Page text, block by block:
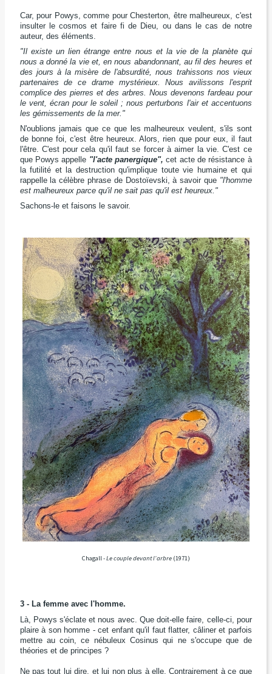
Car, pour Powys, comme pour Chesterton, être malheureux, c'est
insulter le cosmos et faire fi de Dieu, ou dans le cas de notre
auteur, des éléments.
"Il existe un lien étrange entre nous et la vie de la planète qui
nous a donné la vie et, en nous abandonnant, au fil des heures et
des jours à la misère de l'absurdité, nous trahissons nos vieux
partenaires de ce drame mystérieux. Nous avilissons l'esprit
complice des pierres et des arbres. Nous devenons fardeau pour
le vent, écran pour le soleil ; nous perturbons l'air et accentuons
les gémissements de la mer."
N'oublions jamais que ce que les malheureux veulent, s'ils sont
de bonne foi, c'est être heureux. Alors, rien que pour eux, il faut
l'être. C'est pour cela qu'il faut se forcer à aimer la vie. C'est ce
que Powys appelle "l'acte panergique", cet acte de résistance à
la futilité et la destruction qu'implique toute vie humaine et qui
rappelle la célèbre phrase de Dostoïevski, à savoir que "l'homme
est malheureux parce qu'il ne sait pas qu'il est heureux."
Sachons-le et faisons le savoir.
Chagall -Le couple devant l'arbre(1971)
3 - La femme avec l'homme.
Là, Powys s'éclate et nous avec. Que doit-elle faire, celle-ci, pour
plaire à son homme - cet enfant qu'il faut flatter, câliner et parfois
mettre au coin, ce nébuleux Cosinus qui ne s'occupe que de
théories et de principes ?
Ne pas tout lui dire, et lui non plus à elle. Contrairement à ce que